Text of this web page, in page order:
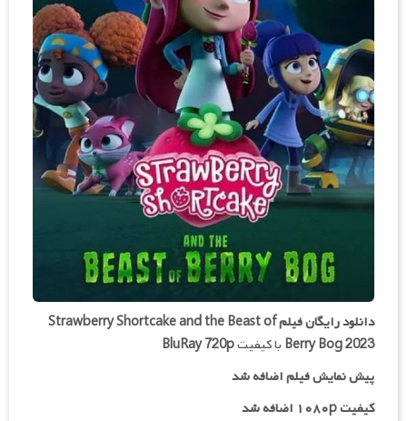
دانلود رایگان فیلمStrawberry Shortcake and the Beast of
Berry Bog 2023 با کیفیتBluRay 720p
پیش نمایش فیلم اضافه شد
کیفیت ۱۰۸۰p اضافه شد